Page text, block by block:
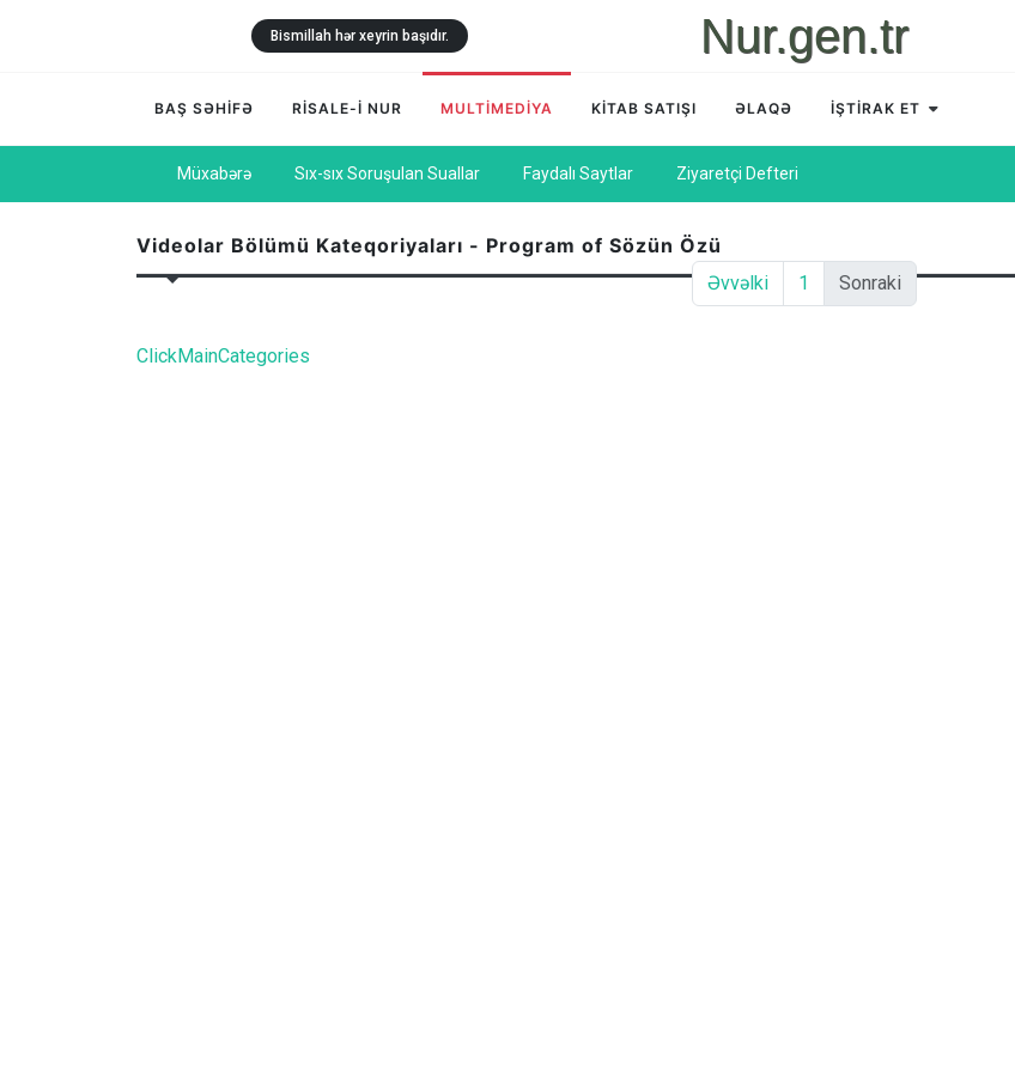
Nur.gen.tr
Bismillah hər xeyrin başıdır.
BAŞ SƏHİFƏ RİSALE-İ NUR MULTİMEDİYA KİTAB SATIŞI ƏLAQƏ İŞTİRAK ET
Müxabərə Sıx-sıx Soruşulan Suallar Faydalı Saytlar Ziyaretçi Defteri
Videolar Bölümü Kateqoriyaları - Program of Sözün Özü
Əvvəlki 1 Sonraki
ClickMainCategories